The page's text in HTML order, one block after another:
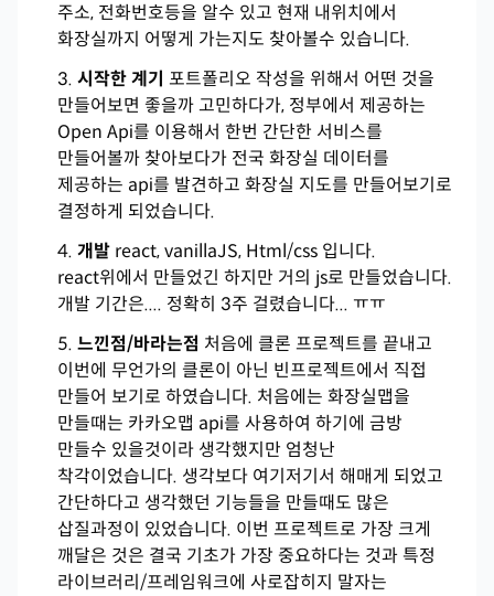
주소, 전화번호등을 알수 있고 현재 내위치에서
화장실까지 어떻게 가는지도 찾아볼수 있습니다.
시작한 계기 포트폴리오 작성을 위해서 어떤 것을
만들어보면 좋을까 고민하다가, 정부에서 제공하는
Open Api를 이용해서 한번 간단한 서비스를
만들어볼까 찾아보다가 전국 화장실 데이터를
제공하는 api를 발견하고 화장실 지도를 만들어보기로
결정하게 되었습니다.
개발 react, vanillaJS, Html/css 입니다.
react위에서 만들었긴 하지만 거의 js로 만들었습니다.
개발 기간은.... 정확히 3주 걸렸습니다... ㅠㅠ
느낀점/바라는점 처음에 클론 프로젝트를 끝내고
이번에 무언가의 클론이 아닌 빈프로젝트에서 직접
만들어 보기로 하였습니다. 처음에는 화장실맵을
만들때는 카카오맵 api를 사용하여 하기에 금방
만들수 있을것이라 생각했지만 엄청난
착각이었습니다. 생각보다 여기저기서 해매게 되었고
간단하다고 생각했던 기능들을 만들때도 많은
삽질과정이 있었습니다. 이번 프로젝트로 가장 크게
깨달은 것은 결국 기초가 가장 중요하다는 것과 특정
라이브러리/프레임워크에 사로잡히지 말자는